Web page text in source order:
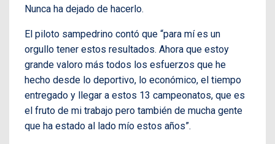
Nunca ha dejado de hacerlo.
El piloto sampedrino contó que “para mí es un
orgullo tener estos resultados. Ahora que estoy
grande valoro más todos los esfuerzos que he
hecho desde lo deportivo, lo económico, el tiempo
entregado y llegar a estos 13 campeonatos, que es
el fruto de mi trabajo pero también de mucha gente
que ha estado al lado mío estos años”.